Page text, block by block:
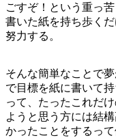
ごすぞ！という重っ
書いた紙を持ち歩く
努力する。
そんな簡単なことで
で目標を紙に書いて
って、たったこれだ
ようと思う方には結
かったことをするっ